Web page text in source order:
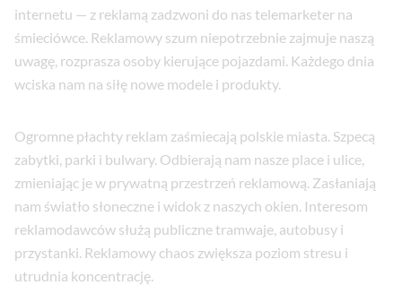
internetu — z reklamą zadzwoni do nas telemarketer na
śmieciówce. Reklamowy szum niepotrzebnie zajmuje naszą
uwagę, rozprasza osoby kierujące pojazdami. Każdego dnia
wciska nam na siłę nowe modele i produkty.
Ogromne płachty reklam zaśmiecają polskie miasta. Szpecą
zabytki, parki i bulwary. Odbierają nam nasze place i ulice,
zmieniając je w prywatną przestrzeń reklamową. Zasłaniają
nam światło słoneczne i widok z naszych okien. Interesom
reklamodawców służą publiczne tramwaje, autobusy i
przystanki. Reklamowy chaos zwiększa poziom stresu i
utrudnia koncentrację.